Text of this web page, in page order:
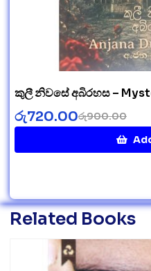
කුලී නිවසේ අබිරහස –
රු900.00
රු720.00
Related Books